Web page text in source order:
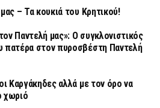
– Τα κουκιά του Κρητικού!
Παντελή μας»: Ο συγκλονιστικός
πατέρα στον πυροσβέστη Παντελή
Καργάκηδες αλλά με τον όρο να
χωριό